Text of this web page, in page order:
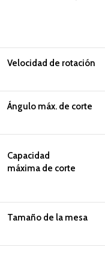
Velocidad de rotación
Ángulo máx. de corte
Capacidad
máxima de corte
Tamaño de la mesa